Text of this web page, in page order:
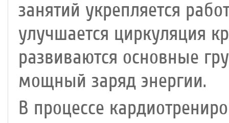
занятий укрепляется
улучшается циркуляция
развиваются основные
мощный заряд энергии.
В процессе